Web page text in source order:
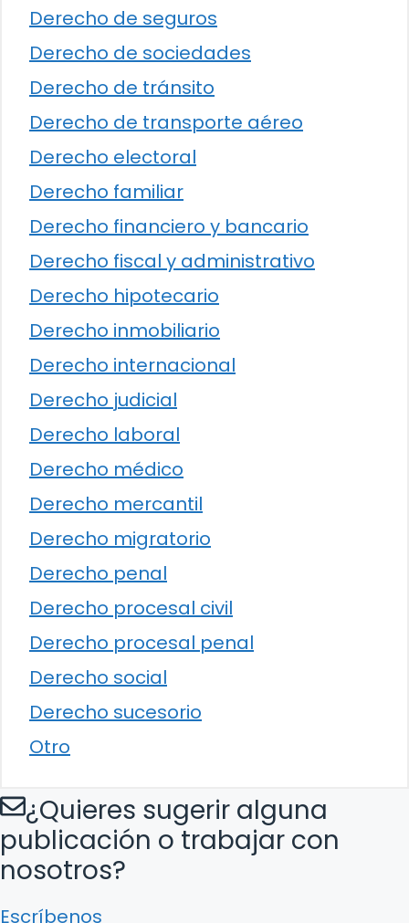
Derecho de seguros
Derecho de sociedades
Derecho de tránsito
Derecho de transporte aéreo
Derecho electoral
Derecho familiar
Derecho financiero y bancario
Derecho fiscal y administrativo
Derecho hipotecario
Derecho inmobiliario
Derecho internacional
Derecho judicial
Derecho laboral
Derecho médico
Derecho mercantil
Derecho migratorio
Derecho penal
Derecho procesal civil
Derecho procesal penal
Derecho social
Derecho sucesorio
Otro
¿Quieres sugerir alguna
publicación o trabajar con
nosotros?
Escríbenos